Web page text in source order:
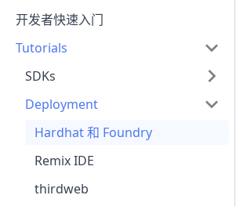
开发者快速入门
Tutorials
SDKs
Deployment
Hardhat 和 Foundry
Remix IDE
thirdweb